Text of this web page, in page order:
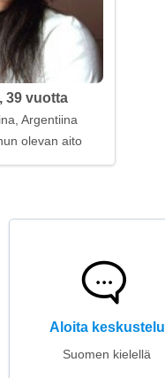
39 vuotta
Argentiina
olevan aito
Aloita keskustelu
Suomen kielellä